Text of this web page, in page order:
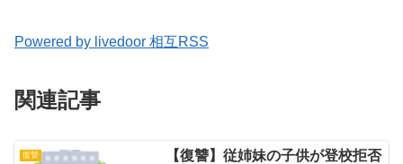
Powered by livedoor 相互RSS
関連記事
復讐
【復讐】従姉妹の子供が登校拒否